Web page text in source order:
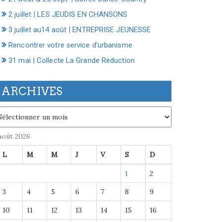
2 juillet | LES JEUDIS EN CHANSONS
3 juillet au14 août | ENTREPRISE JEUNESSE
Rencontrer votre service d’urbanisme
31 mai | Collecte La Grande Réduction
ARCHIVES
2026
L M M J V S D
1 2
3 4 5 6 7 8 9
10 11 12 13 14 15 16